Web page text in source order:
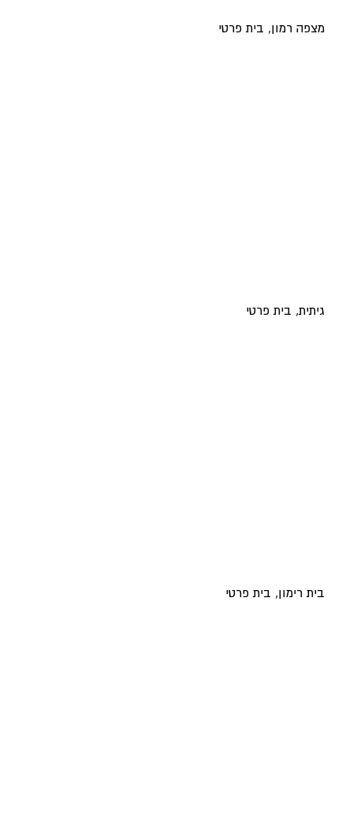
מצפה רמון, בית פרטי
גיתית, בית פרטי
בית רימון, בית פרטי